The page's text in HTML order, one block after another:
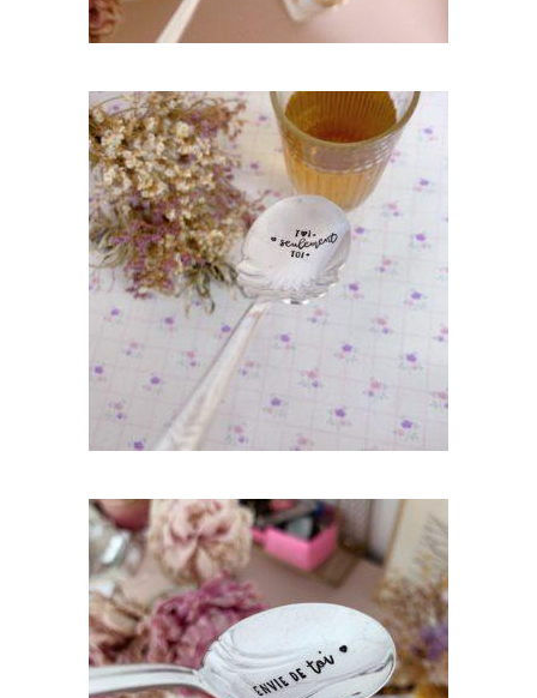
CUILLÈRE À DESSERT GRAVÉE VINTAGE :
TOI. SEULEMENT TOI
35,00€
AJOUTER AU PANIER
CUILLÈRE À DESSERT GRAVÉE VINTAGE :
ENVIE DE TOI
35,00€